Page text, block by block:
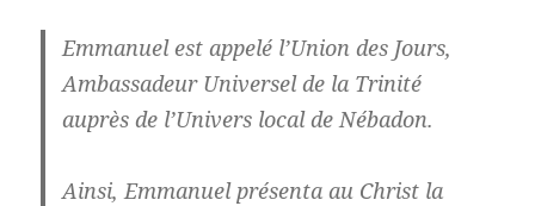
Emmanuel est appelé l’Union des Jours,
Ambassadeur Universel de la Trinité
auprès de l’Univers local de Nébadon.
Ainsi, Emmanuel présenta au Christ la